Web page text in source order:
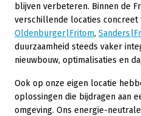
blijven verbeteren. Binnen de
verschillende locaties concreet
Oldenburger|Fritom,
duurzaamheid steeds vaker
nieuwbouw, optimalisaties en
Ook op onze eigen locatie
oplossingen die bijdragen aan
omgeving. Ons energie-